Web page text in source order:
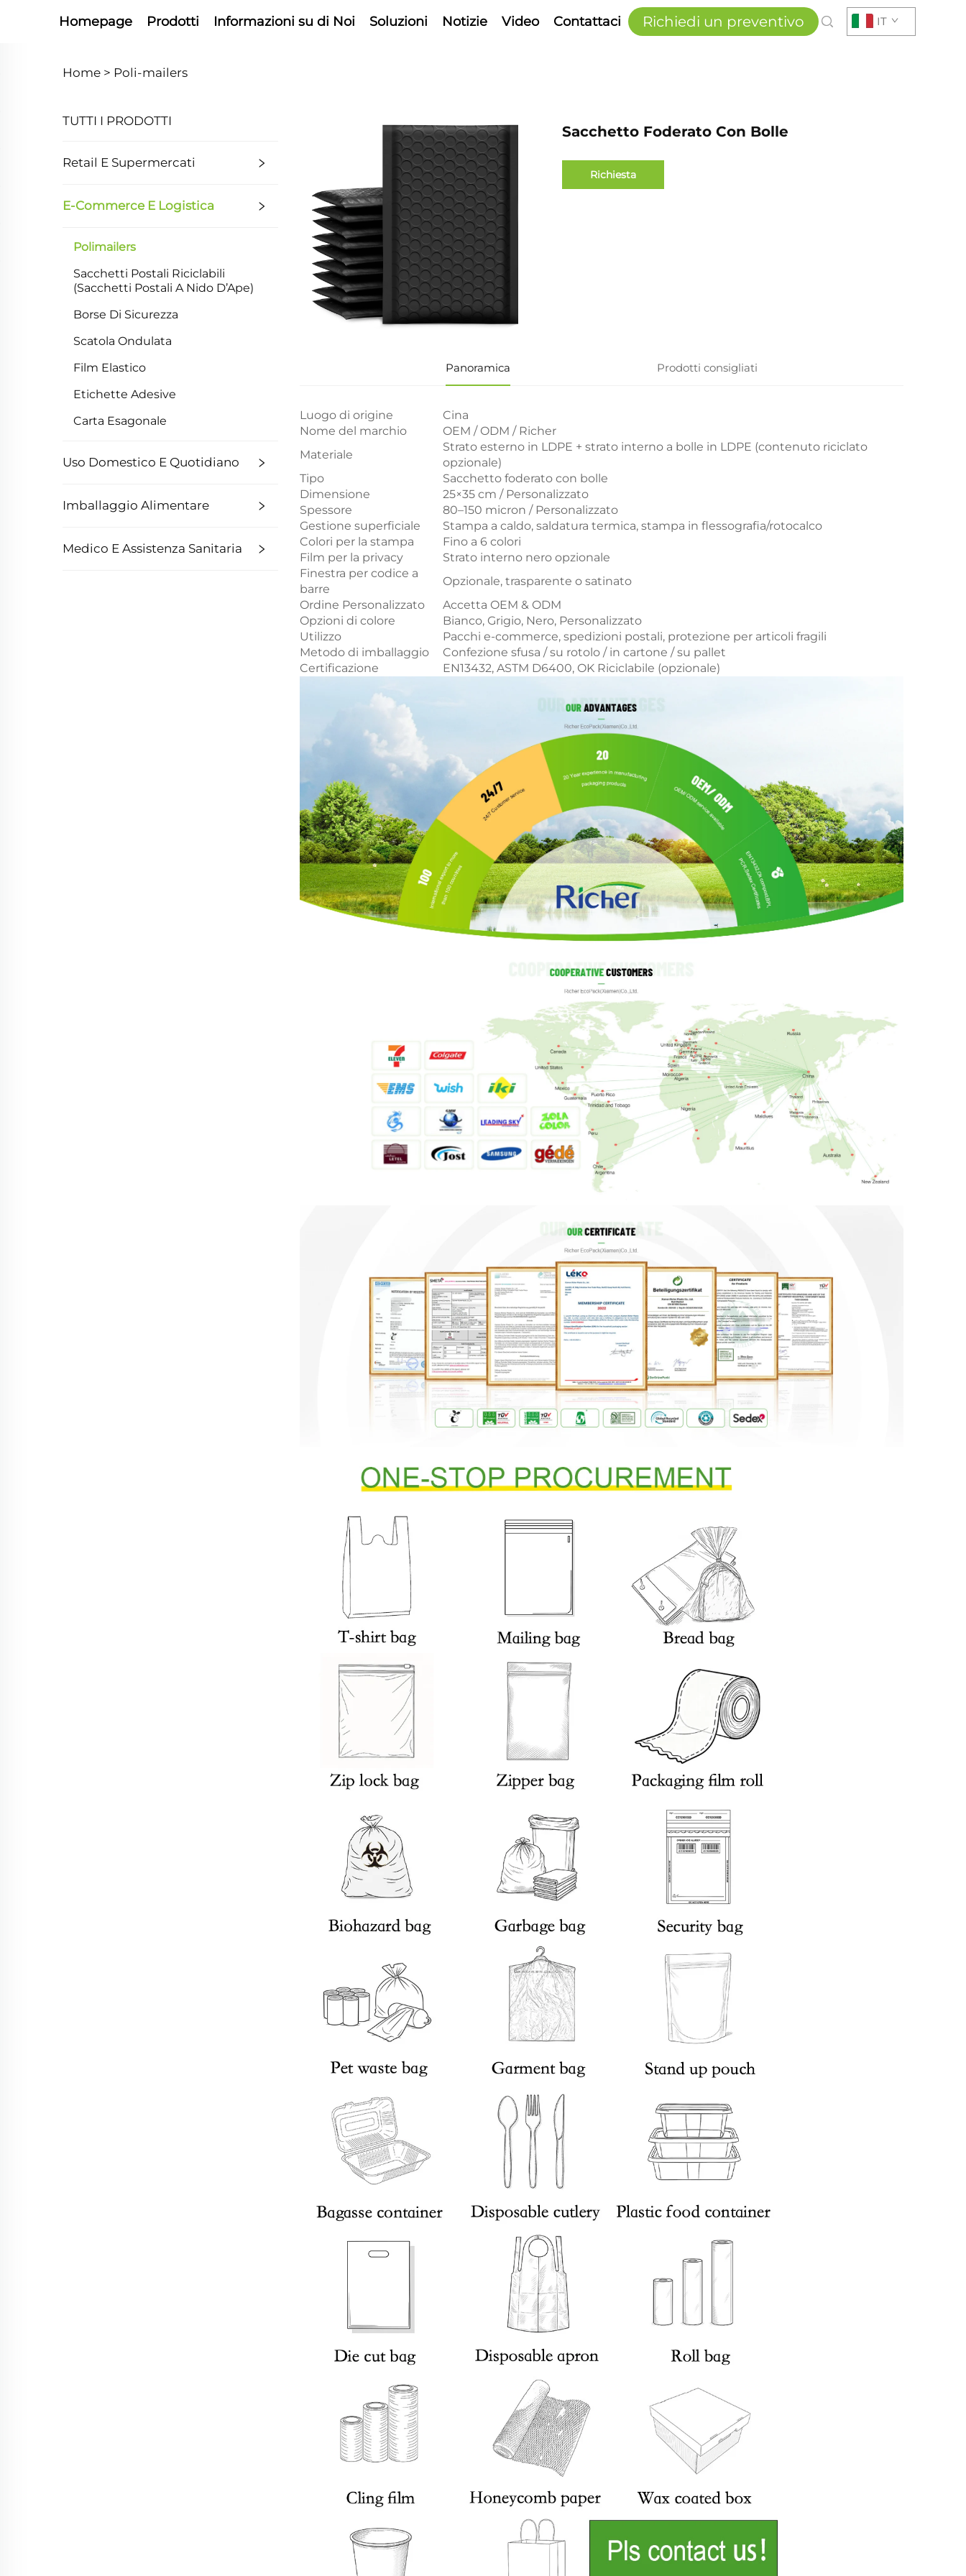
Homepage Prodotti Informazioni su di Noi Soluzioni Notizie Video Contattaci Richiedi un preventivo IT
Home > Poli-mailers
TUTTI I PRODOTTI
Retail E Supermercati
E-Commerce E Logistica
Polimailers
Sacchetti Postali Riciclabili
(Sacchetti Postali A Nido D’Ape)
Borse Di Sicurezza
Scatola Ondulata
Film Elastico
Etichette Adesive
Carta Esagonale
Uso Domestico E Quotidiano
Imballaggio Alimentare
Medico E Assistenza Sanitaria
Sacchetto Foderato Con Bolle
Richiesta
Panoramica Prodotti consigliati
Luogo di origine
Cina
Nome del marchio
OEM / ODM / Richer
Materiale
Strato esterno in LDPE + strato interno a bolle in LDPE (contenuto riciclato
opzionale)
Tipo
Sacchetto foderato con bolle
Dimensione
25×35 cm / Personalizzato
Spessore
80–150 micron / Personalizzato
Gestione superficiale
Stampa a caldo, saldatura termica, stampa in flessografia/rotocalco
Colori per la stampa
Fino a 6 colori
Film per la privacy
Strato interno nero opzionale
Finestra per codice a
barre
Opzionale, trasparente o satinato
Ordine Personalizzato
Accetta OEM & ODM
Opzioni di colore
Bianco, Grigio, Nero, Personalizzato
Utilizzo
Pacchi e-commerce, spedizioni postali, protezione per articoli fragili
Metodo di imballaggio
Confezione sfusa / su rotolo / in cartone / su pallet
Certificazione
EN13432, ASTM D6400, OK Riciclabile (opzionale)